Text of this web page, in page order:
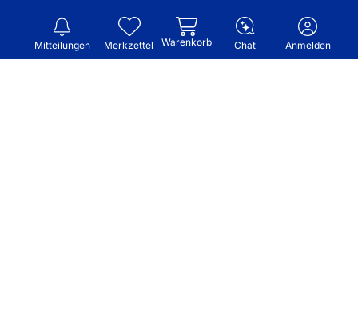
Mitteilungen Merkzettel Warenkorb Chat Anmelden